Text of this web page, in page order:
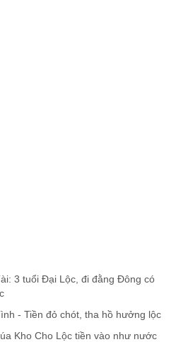
3 tuổi Đại Lộc, đi đằng Đông có
- Tiền đỏ chót, tha hồ hưởng lộc
Kho Cho Lộc tiền vào như nước